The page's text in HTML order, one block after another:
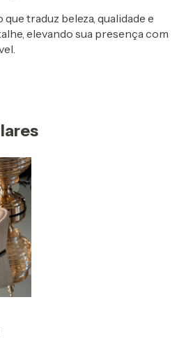
traduz beleza, qualidade e
elevando sua presença com